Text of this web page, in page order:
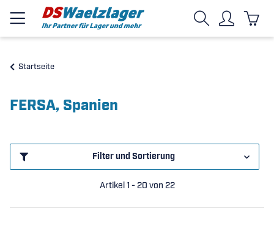
Startseite
FERSA, Spanien
Filter und Sortierung
Artikel 1 - 20 von 22